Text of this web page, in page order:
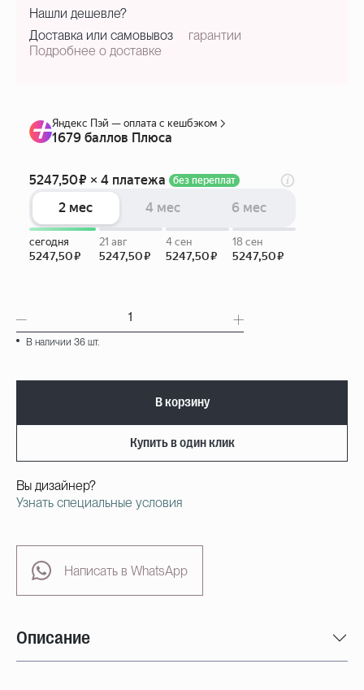
В наличии 36 шт.
В корзину
Купить в один клик
Вы дизайнер?
Узнать специальные условия
Написать в WhatsApp
Описание
Нашли дешевле?
Доставка или самовывоз
Подробнее о доставке
гарантии